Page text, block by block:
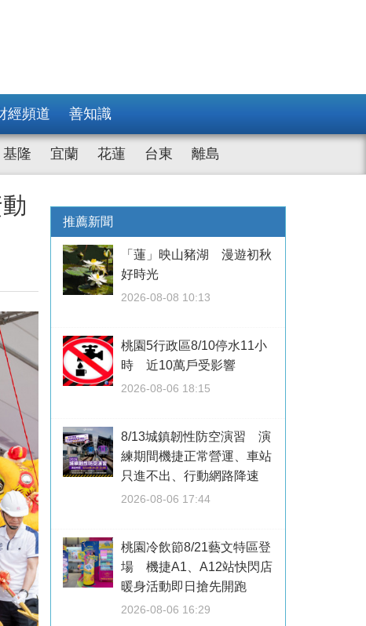
經頻道 善知識
基隆 宜蘭 花蓮 台東 離島
推薦新聞
「蓮」映山豬湖 漫遊初秋
好時光
2026-08-08 10:13
桃園5行政區8/10停水11小
時 近10萬戶受影響
2026-08-06 18:15
8/13城鎮韌性防空演習 演
練期間機捷正常營運、車站
只進不出、行動網路降速
2026-08-06 17:44
桃園冷飲節8/21藝文特區登
場 機捷A1、A12站快閃店
暖身活動即日搶先開跑
2026-08-06 16:29